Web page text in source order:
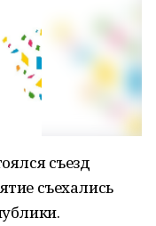
съезд
съехались